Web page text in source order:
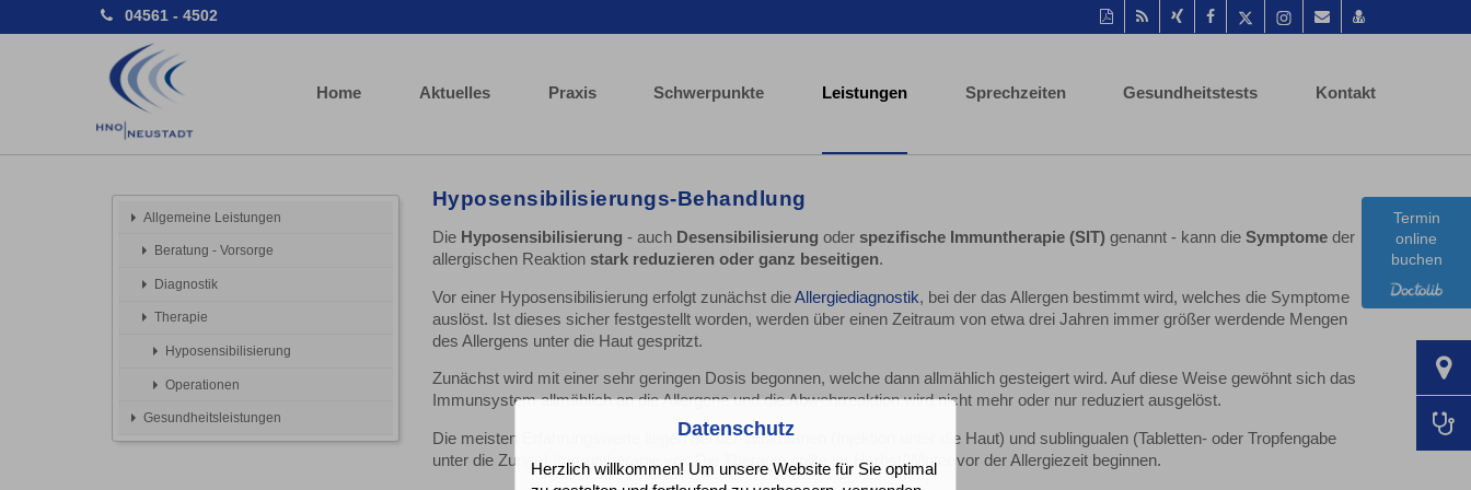
04561 - 4502
Diese
Seite
drucken
RSS-
Feed
Auf
Xing
Auf
Facebook
Twitter
Instagram-
Seite
Per
Mail
vCard
speichern
Home Aktuelles Praxis Schwerpunkte Leistungen Sprechzeiten Gesundheitstests Kontakt
Allgemeine Leistungen
Beratung - Vorsorge
Diagnostik
Therapie
Hyposensibilisierung
Operationen
Gesundheitsleistungen
Hyposensibilisierungs-Behandlung
Die Hyposensibilisierung - auch Desensibilisierung oder spezifische Immuntherapie (SIT) genannt - kann die Symptome der
allergischen Reaktion stark reduzieren oder ganz beseitigen.
Vor einer Hyposensibilisierung erfolgt zunächst dieAllergiediagnostik, bei der das Allergen bestimmt wird, welches die Symptome
auslöst. Ist dieses sicher festgestellt worden, werden über einen Zeitraum von etwa drei Jahren immer größer werdende Mengen
des Allergens unter die Haut gespritzt.
Zunächst wird mit einer sehr geringen Dosis begonnen, welche dann allmählich gesteigert wird. Auf diese Weise gewöhnt sich das
Immunsystem allmählich an die Allergene und die Abwehrreaktion wird nicht mehr oder nur reduziert ausgelöst.
Die meisten Erfahrungswerte liegen bei der subkutanen (Injektion unter die Haut) und sublingualen (Tabletten- oder Tropfengabe
unter die Zunge) Immuntherapie vor. Die Therapie sollte im Herbst/Winter vor der Allergiezeit beginnen.
Termin
online
buchen
Datenschutz
Herzlich willkommen! Um unsere Website für Sie optimal